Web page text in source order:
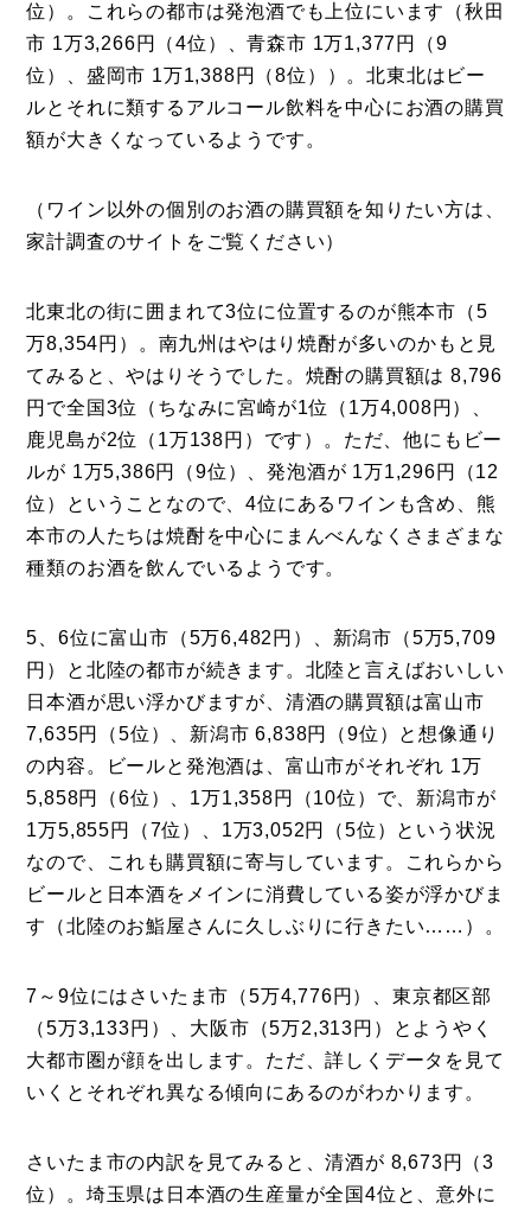
位）。これらの都市は発泡酒でも上位にいます（秋田
市 1万3,266円（4位）、青森市 1万1,377円（9
位）、盛岡市 1万1,388円（8位））。北東北はビー
ルとそれに類するアルコール飲料を中心にお酒の購買
額が大きくなっているようです。
（ワイン以外の個別のお酒の購買額を知りたい方は、
家計調査のサイトをご覧ください）
北東北の街に囲まれて3位に位置するのが熊本市（5
万8,354円）。南九州はやはり焼酎が多いのかもと見
てみると、やはりそうでした。焼酎の購買額は 8,796
円で全国3位（ちなみに宮崎が1位（1万4,008円）、
鹿児島が2位（1万138円）です）。ただ、他にもビー
ルが 1万5,386円（9位）、発泡酒が 1万1,296円（12
位）ということなので、4位にあるワインも含め、熊
本市の人たちは焼酎を中心にまんべんなくさまざまな
種類のお酒を飲んでいるようです。
5、6位に富山市（5万6,482円）、新潟市（5万5,709
円）と北陸の都市が続きます。北陸と言えばおいしい
日本酒が思い浮かびますが、清酒の購買額は富山市
7,635円（5位）、新潟市 6,838円（9位）と想像通り
の内容。ビールと発泡酒は、富山市がそれぞれ 1万
5,858円（6位）、1万1,358円（10位）で、新潟市が
1万5,855円（7位）、1万3,052円（5位）という状況
なので、これも購買額に寄与しています。これらから
ビールと日本酒をメインに消費している姿が浮かびま
す（北陸のお鮨屋さんに久しぶりに行きたい……）。
7～9位にはさいたま市（5万4,776円）、東京都区部
（5万3,133円）、大阪市（5万2,313円）とようやく
大都市圏が顔を出します。ただ、詳しくデータを見て
いくとそれぞれ異なる傾向にあるのがわかります。
さいたま市の内訳を見てみると、清酒が 8,673円（3
位）。埼玉県は日本酒の生産量が全国4位と、意外に